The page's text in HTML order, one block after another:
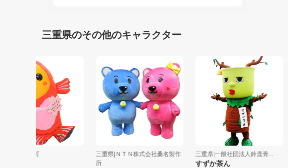
三重県のその他のキャラクター
三重県|南伊勢町
三重県|ＮＴＮ株式会社桑名製作
三重県|一般社団法人鈴鹿青...
すずか茶ん